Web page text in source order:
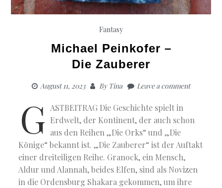
Fantasy
Michael Peinkofer –
Die Zauberer
August 11, 2023 ByTina Leave a comment
G ASTBEITRAG Die Geschichte spielt in
Erdwelt, der Kontinent, der auch schon
aus den Reihen „Die Orks“ und „Die
Könige“ bekannt ist. „Die Zauberer“ ist der Auftakt
einer dreiteiligen Reihe. Granock, ein Mensch,
Aldur und Alannah, beides Elfen, sind als Novizen
in die Ordensburg Shakara gekommen, um ihre